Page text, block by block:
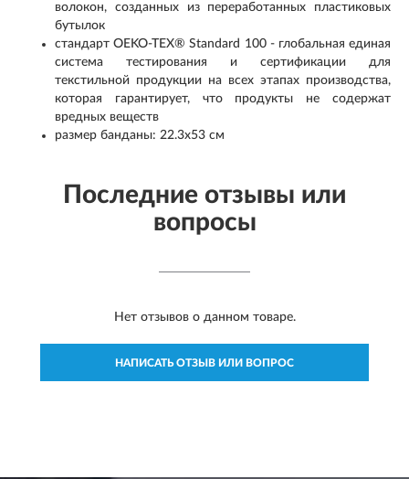
волокон, созданных из переработанных пластиковых
бутылок
стандарт OEKO-TEX® Standard 100 - глобальная единая
система тестирования и сертификации для
текстильной продукции на всех этапах производства,
которая гарантирует, что продукты не содержат
вредных веществ
размер банданы: 22.3x53 см
Последние отзывы или
вопросы
Нет отзывов о данном товаре.
НАПИСАТЬ ОТЗЫВ ИЛИ ВОПРОС